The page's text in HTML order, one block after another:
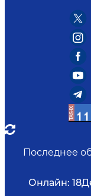
Последнее
Онлайн: 18